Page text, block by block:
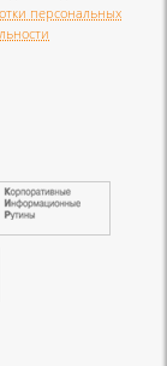
персональных